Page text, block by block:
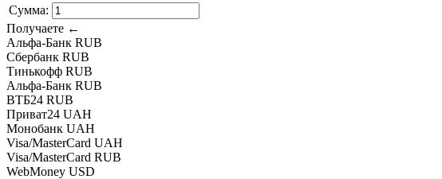
Сумма:
Получаете ←
Альфа-Банк RUB
Сбербанк RUB
Тинькофф RUB
Альфа-Банк RUB
ВТБ24 RUB
Приват24 UAH
Монобанк UAH
Visa/MasterCard UAH
Visa/MasterCard RUB
WebMoney USD